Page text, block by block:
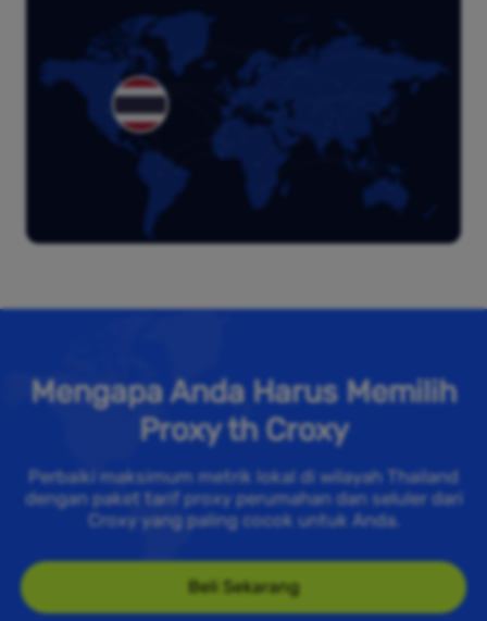
Mengapa Anda Harus Memilih
Proxy th Croxy
Perbaiki maksimum metrik lokal di wilayah Thailand
dengan paket tarif proxy perumahan dan seluler dari
Croxy yang paling cocok untuk Anda.
Beli Sekarang